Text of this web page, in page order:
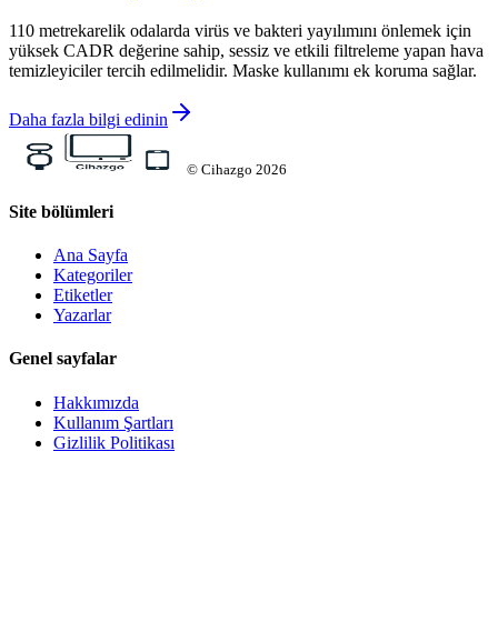
110 metrekarelik odalarda virüs ve bakteri yayılımını önlemek için
yüksek CADR değerine sahip, sessiz ve etkili filtreleme yapan hava
temizleyiciler tercih edilmelidir. Maske kullanımı ek koruma sağlar.
Daha fazla bilgi edinin
© Cihazgo 2026
Site bölümleri
Ana Sayfa
Kategoriler
Etiketler
Yazarlar
Genel sayfalar
Hakkımızda
Kullanım Şartları
Gizlilik Politikası